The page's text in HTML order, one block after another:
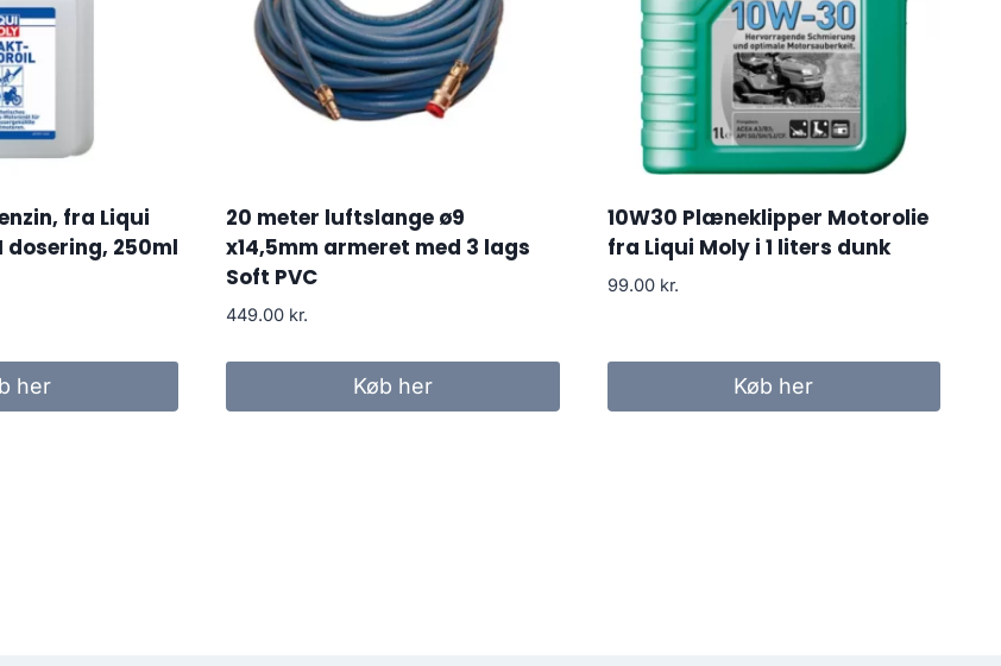
fra Liqui
dosering, 250ml
her
20 meter luftslange ø9
x14,5mm armeret med 3 lags
Soft PVC
449.00 kr.
Køb her
10W30 Plæneklipper Motorolie
fra Liqui Moly i 1 liters dunk
99.00 kr.
Køb her